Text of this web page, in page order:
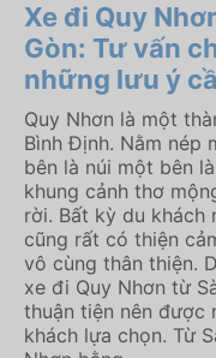
Xe đi Quy
Gòn: Tư vấn
những lưu ý
Quy Nhơn là một
Bình Định. Nằm nép
bên là núi một bên
khung cảnh thơ
rời. Bất kỳ du khách
cũng rất có thiện
vô cùng thân thiện.
xe đi Quy Nhơn từ
thuận tiện nên được
khách lựa chọn. Từ